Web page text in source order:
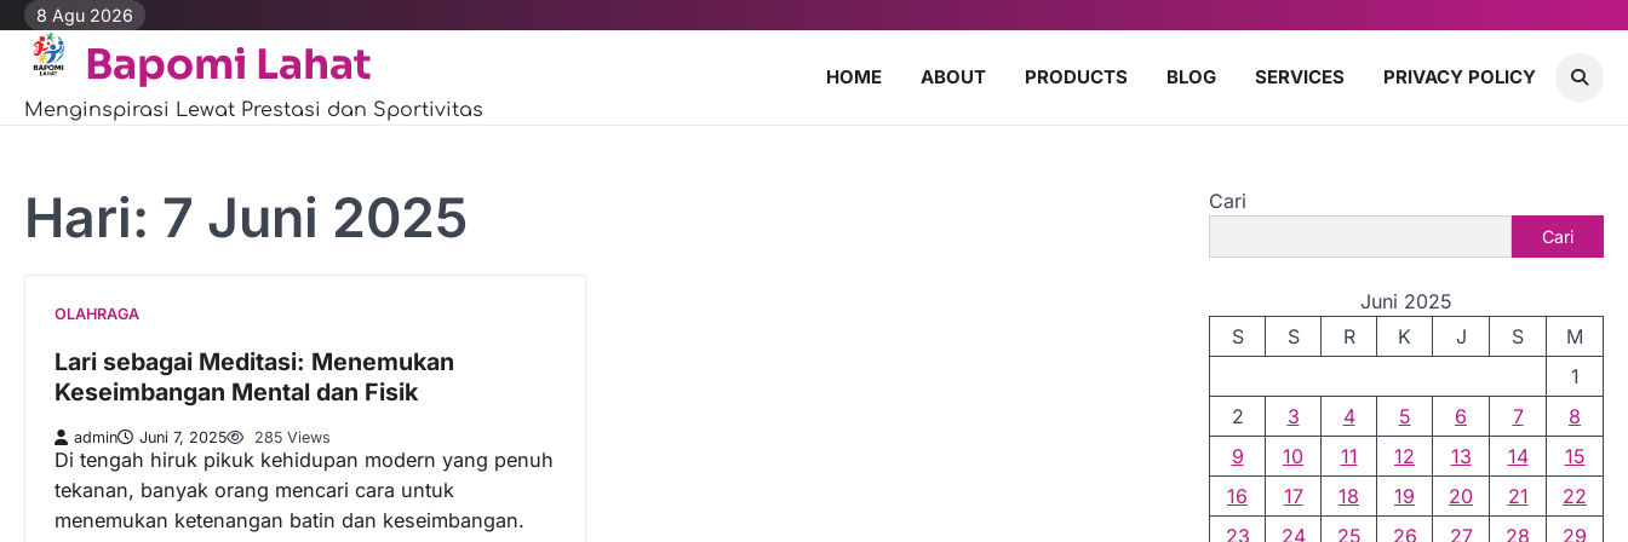
Skip
content
8 Agu 2026
Bapomi Lahat
Menginspirasi Lewat Prestasi dan Sportivitas
HOME ABOUT PRODUCTS BLOG SERVICES PRIVACY POLICY
Hari: 7 Juni 2025
OLAHRAGA
Lari sebagai Meditasi: Menemukan
Keseimbangan Mental dan Fisik
admin Juni 7, 2025 285 Views
Di tengah hiruk pikuk kehidupan modern yang penuh
tekanan, banyak orang mencari cara untuk
menemukan ketenangan batin dan keseimbangan.
Cari
Cari
Juni 2025
S
S R K J S
M
1
2
3 4 5 6 7
8
9
10 11 12 13 14
15
16
17 18 19 20 21
22
23
24 25 26 27 28 29